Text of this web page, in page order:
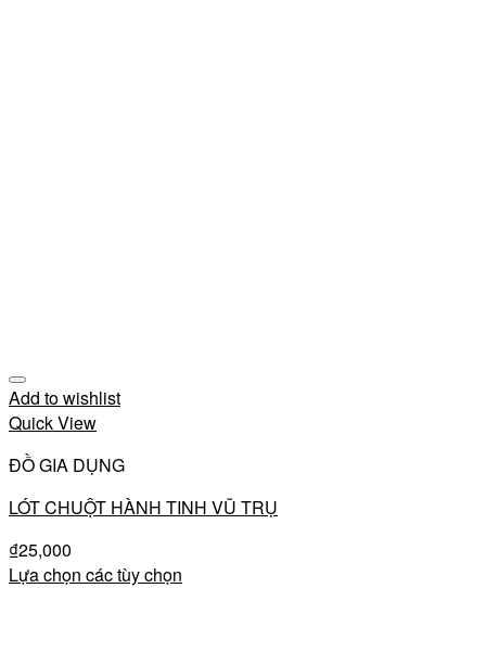
Add to wishlist
Quick View
ĐỒ GIA DỤNG
LÓT CHUỘT HÀNH TINH VŨ TRỤ
₫25,000
Lựa chọn các tùy chọn